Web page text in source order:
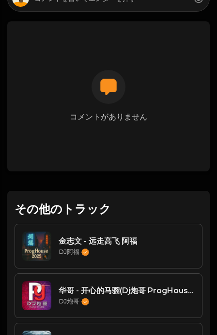
コメントがありません
その他のトラック
金志文 - 远走高飞 阿福
DJ阿福
华哥 - 开心的马骝(Dj炮哥 ProgHouse Mix粤语男)
DJ炮哥